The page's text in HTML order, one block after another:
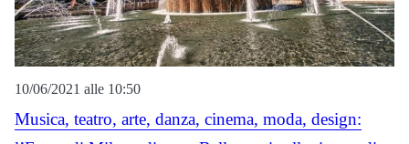
10/06/2021 alle 10:50
Musica, teatro, arte, danza, cinema, moda, design: